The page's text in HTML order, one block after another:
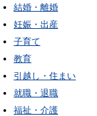
結婚・離婚
妊娠・出産
子育て
教育
引越し・住まい
就職・退職
福祉・介護